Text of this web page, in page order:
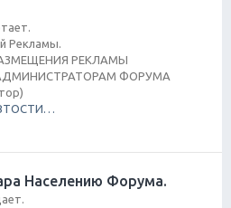
Рекламы.
РЕКЛАМЫ
ФОРУМА
by SANDRA
Населению Форума.